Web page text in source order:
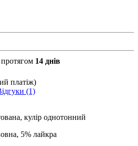
14 днів
платіж)
(1)
кулір однотонний
5% лайкра